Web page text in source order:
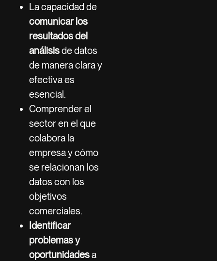
La capacidad de
comunicar los
resultados del
análisisde datos
de manera clara y
efectiva es
esencial.
Comprender el
sector en el que
colabora la
empresa y cómo
se relacionan los
datos con los
objetivos
comerciales.
Identificar
problemas y
oportunidadesa